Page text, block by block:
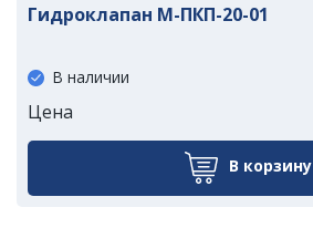
Гидроклапан М-ПКП-20-01
В наличии
Цена
В корзину